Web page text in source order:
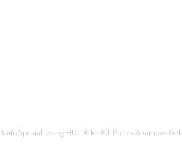
Kado Spesial Jelang HUT RI ke-80, Polres Anambas